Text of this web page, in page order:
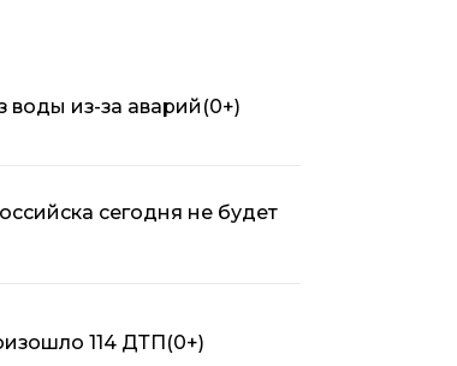
воды из-за аварий (0+)
сегодня не будет
114 ДТП (0+)